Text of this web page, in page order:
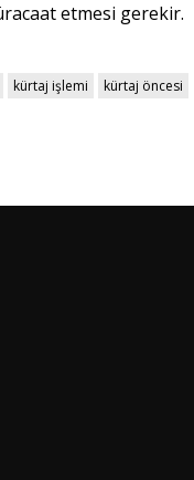
etmesi gerekir.
kürtaj işlemi
kürtaj öncesi